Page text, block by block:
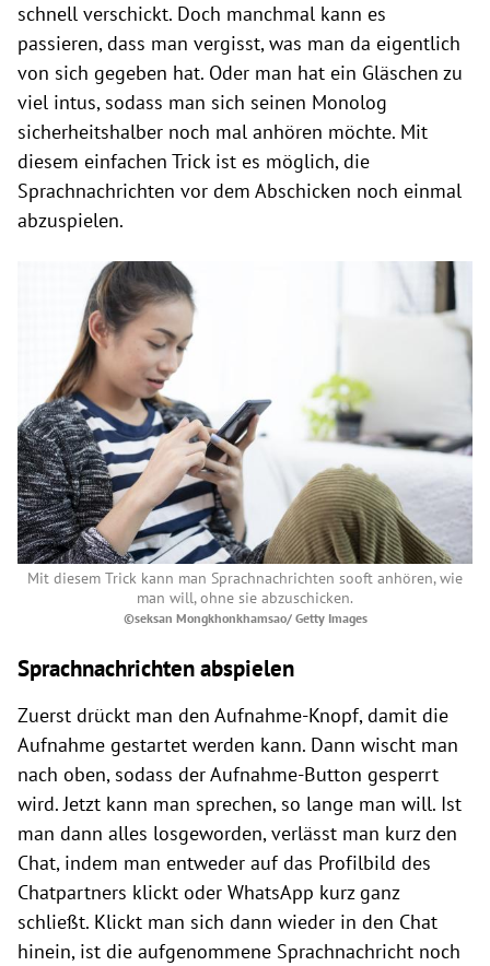
schnell verschickt. Doch manchmal kann es
passieren, dass man vergisst, was man da eigentlich
von sich gegeben hat. Oder man hat ein Gläschen zu
viel intus, sodass man sich seinen Monolog
sicherheitshalber noch mal anhören möchte. Mit
diesem einfachen Trick ist es möglich, die
Sprachnachrichten vor dem Abschicken noch einmal
abzuspielen.
Mit diesem Trick kann man Sprachnachrichten sooft anhören, wie
man will, ohne sie abzuschicken.
©seksan Mongkhonkhamsao/ Getty Images
Sprachnachrichten abspielen
Zuerst drückt man den Aufnahme-Knopf, damit die
Aufnahme gestartet werden kann. Dann wischt man
nach oben, sodass der Aufnahme-Button gesperrt
wird. Jetzt kann man sprechen, so lange man will. Ist
man dann alles losgeworden, verlässt man kurz den
Chat, indem man entweder auf das Profilbild des
Chatpartners klickt oder WhatsApp kurz ganz
schließt. Klickt man sich dann wieder in den Chat
hinein, ist die aufgenommene Sprachnachricht noch